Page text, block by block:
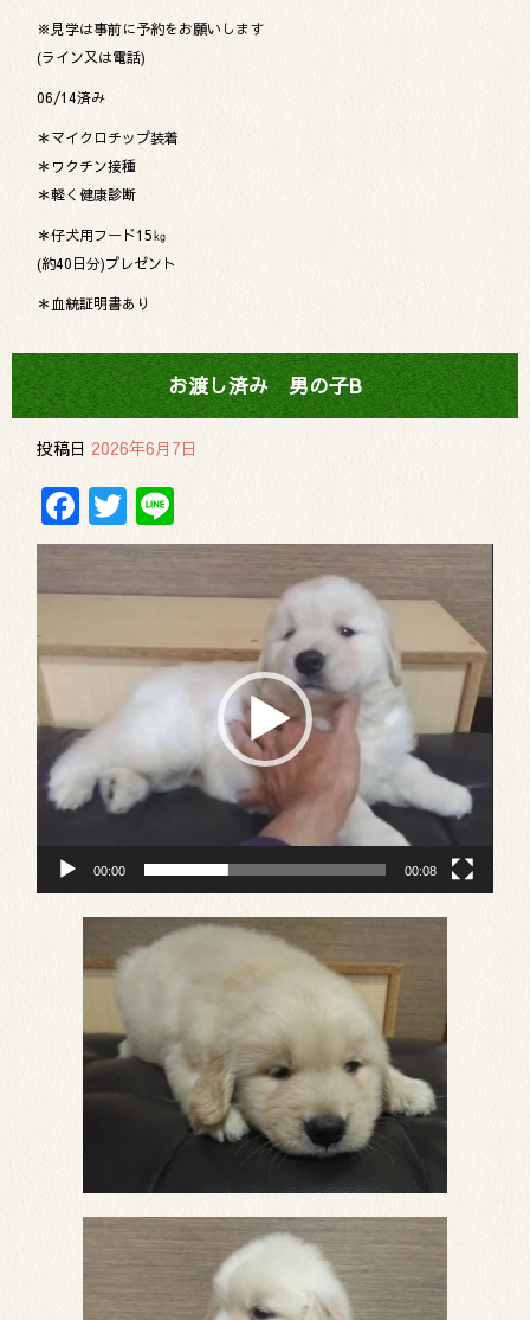
※見学は事前に予約をお願いします
(ライン又は電話)
06/14済み
＊マイクロチップ装着
＊ワクチン接種
＊軽く健康診断
＊仔犬用フード15㎏
(約40日分)プレゼント
＊血統証明書あり
お渡し済み 男の子B
投稿日 2026年6月7日
Facebook
Twitter
ー
ヤ
ー
00:00 00:08